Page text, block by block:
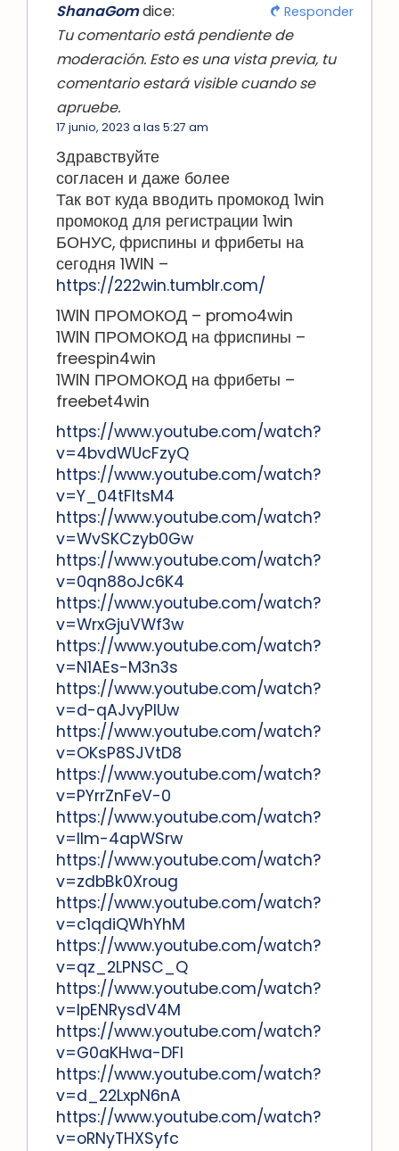
ShanaGomdice:
Tu comentario está pendiente de
moderación. Esto es una vista previa, tu
comentario estará visible cuando se
apruebe.
17 junio, 2023 a las 5:27 am
Здравствуйте
согласен и даже более
Так вот куда вводить промокод 1win
промокод для регистрации 1win
БОНУС, фриспины и фрибеты на
сегодня 1WIN –
https://222win.tumblr.com/
1WIN ПРОМОКОД – promo4win
1WIN ПРОМОКОД на фриспины –
freespin4win
1WIN ПРОМОКОД на фрибеты –
freebet4win
https://www.youtube.com/watch?
v=4bvdWUcFzyQ
https://www.youtube.com/watch?
v=Y_04tFltsM4
https://www.youtube.com/watch?
v=WvSKCzyb0Gw
https://www.youtube.com/watch?
v=0qn88oJc6K4
https://www.youtube.com/watch?
v=WrxGjuVWf3w
https://www.youtube.com/watch?
v=N1AEs-M3n3s
https://www.youtube.com/watch?
v=d-qAJvyPlUw
https://www.youtube.com/watch?
v=OKsP8SJVtD8
https://www.youtube.com/watch?
v=PYrrZnFeV-0
https://www.youtube.com/watch?
v=llm-4apWSrw
https://www.youtube.com/watch?
v=zdbBk0Xroug
https://www.youtube.com/watch?
v=c1qdiQWhYhM
https://www.youtube.com/watch?
v=qz_2LPNSC_Q
https://www.youtube.com/watch?
v=lpENRysdV4M
https://www.youtube.com/watch?
v=G0aKHwa-DFI
https://www.youtube.com/watch?
v=d_22LxpN6nA
https://www.youtube.com/watch?
v=oRNyTHXSyfc
Responder